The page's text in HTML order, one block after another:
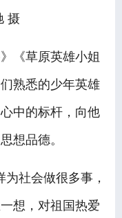
摄
《草原英雄小姐
熟悉的少年英雄
中的标杆，向他
想品德。
社会做很多事，
想，对祖国热爱